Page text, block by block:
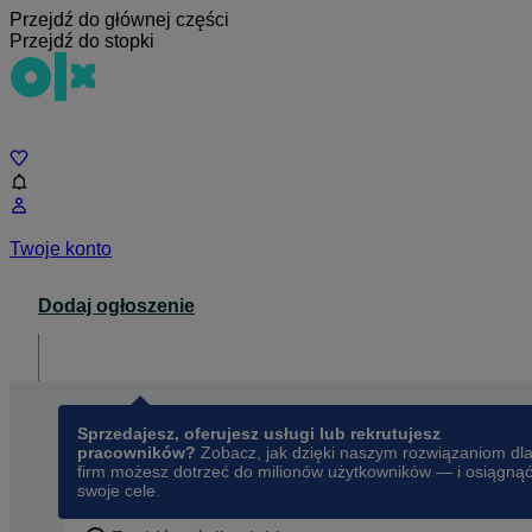
Przejdź do głównej części
Przejdź do stopki
Twoje konto
Dodaj ogłoszenie
Sprzedajesz, oferujesz usługi lub rekrutujesz
pracowników? Zobacz, jak dzięki naszym rozwiązaniom dla
firm możesz dotrzeć do milionów użytkowników — i osiągnąć
swoje cele.